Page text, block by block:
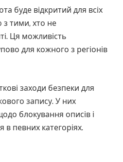
буде відкритий для всіх
з тими, хто не
Ця можливість
для кожного з регіонів
заходи безпеки для
запису. У них
блокування описів і
певних категоріях.